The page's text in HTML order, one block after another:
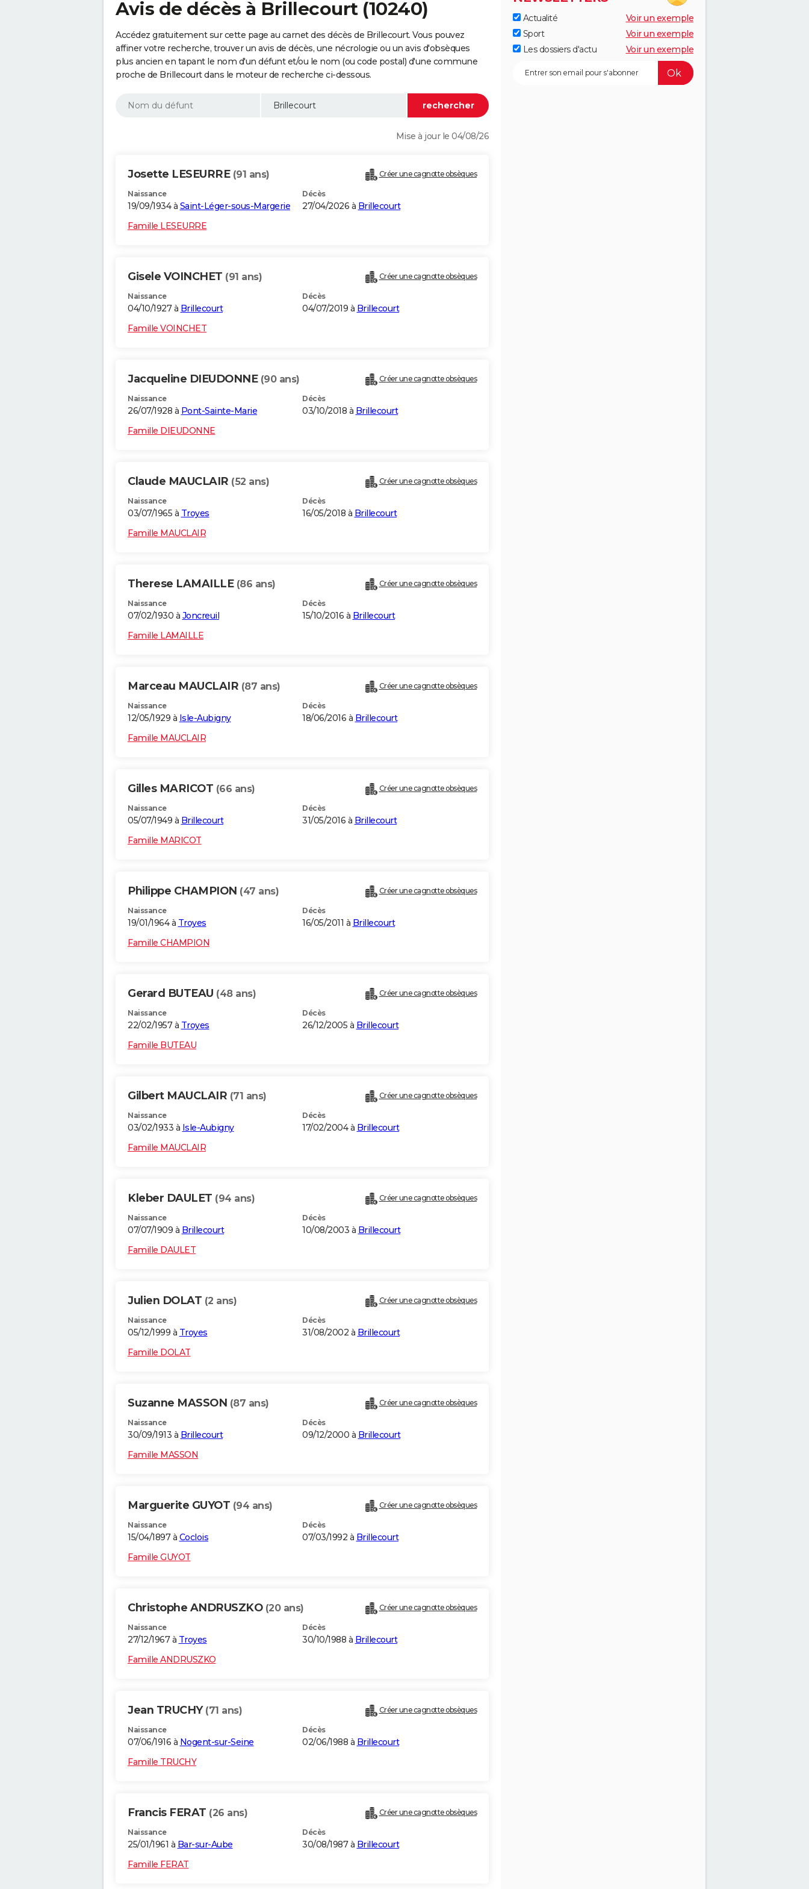
Avis de décès à Brillecourt (10240)
Accédez gratuitement sur cette page au carnet des décès de Brillecourt. Vous pouvez
affiner votre recherche, trouver un avis de décès, une nécrologie ou un avis d'obsèques
plus ancien en tapant le nom d'un défunt et/ou le nom (ou code postal) d'une commune
proche de Brillecourt dans le moteur de recherche ci-dessous.
Mise à jour le 04/08/26
Josette LESEURRE (91 ans) Créer une cagnotte obsèques
Naissance
19/09/1934 à Saint-Léger-sous-Margerie
Décès
27/04/2026 à Brillecourt
Famille LESEURRE
Gisele VOINCHET (91 ans) Créer une cagnotte obsèques
Naissance
04/10/1927 à Brillecourt
Décès
04/07/2019 à Brillecourt
Famille VOINCHET
Jacqueline DIEUDONNE (90 ans) Créer une cagnotte obsèques
Naissance
26/07/1928 à Pont-Sainte-Marie
Décès
03/10/2018 à Brillecourt
Famille DIEUDONNE
Claude MAUCLAIR (52 ans) Créer une cagnotte obsèques
Naissance
03/07/1965 à Troyes
Décès
16/05/2018 à Brillecourt
Famille MAUCLAIR
Therese LAMAILLE (86 ans) Créer une cagnotte obsèques
Naissance
07/02/1930 à Joncreuil
Décès
15/10/2016 à Brillecourt
Famille LAMAILLE
Marceau MAUCLAIR (87 ans) Créer une cagnotte obsèques
Naissance
12/05/1929 à Isle-Aubigny
Décès
18/06/2016 à Brillecourt
Famille MAUCLAIR
Gilles MARICOT (66 ans) Créer une cagnotte obsèques
Naissance
05/07/1949 à Brillecourt
Décès
31/05/2016 à Brillecourt
Famille MARICOT
Philippe CHAMPION (47 ans) Créer une cagnotte obsèques
Naissance
19/01/1964 à Troyes
Décès
16/05/2011 à Brillecourt
Famille CHAMPION
Gerard BUTEAU (48 ans) Créer une cagnotte obsèques
Naissance
22/02/1957 à Troyes
Décès
26/12/2005 à Brillecourt
Famille BUTEAU
Gilbert MAUCLAIR (71 ans) Créer une cagnotte obsèques
Naissance
03/02/1933 à Isle-Aubigny
Décès
17/02/2004 à Brillecourt
Famille MAUCLAIR
Kleber DAULET (94 ans) Créer une cagnotte obsèques
Naissance
07/07/1909 à Brillecourt
Décès
10/08/2003 à Brillecourt
Famille DAULET
Julien DOLAT (2 ans) Créer une cagnotte obsèques
Naissance
05/12/1999 à Troyes
Décès
31/08/2002 à Brillecourt
Famille DOLAT
Suzanne MASSON (87 ans) Créer une cagnotte obsèques
Naissance
30/09/1913 à Brillecourt
Décès
09/12/2000 à Brillecourt
Famille MASSON
Marguerite GUYOT (94 ans) Créer une cagnotte obsèques
Naissance
15/04/1897 à Coclois
Décès
07/03/1992 à Brillecourt
Famille GUYOT
Christophe ANDRUSZKO (20 ans) Créer une cagnotte obsèques
Naissance
27/12/1967 à Troyes
Décès
30/10/1988 à Brillecourt
Famille ANDRUSZKO
Jean TRUCHY (71 ans) Créer une cagnotte obsèques
Naissance
07/06/1916 à Nogent-sur-Seine
Décès
02/06/1988 à Brillecourt
Famille TRUCHY
Francis FERAT (26 ans) Créer une cagnotte obsèques
Naissance
25/01/1961 à Bar-sur-Aube
Décès
30/08/1987 à Brillecourt
Famille FERAT
Actualité
Voir un exemple
Sport
Voir un exemple
Les dossiers d'actu
Voir un exemple